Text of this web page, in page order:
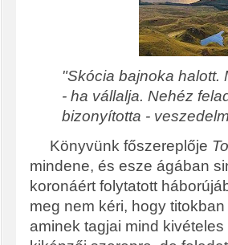
"Skócia bajnoka halott.
- ha vállalja. Nehéz
bizonyította -
Könyvünk főszereplője
mindene, és esze ágában
koronáért folytatott
meg nem kéri, hogy
aminek tagjai mind